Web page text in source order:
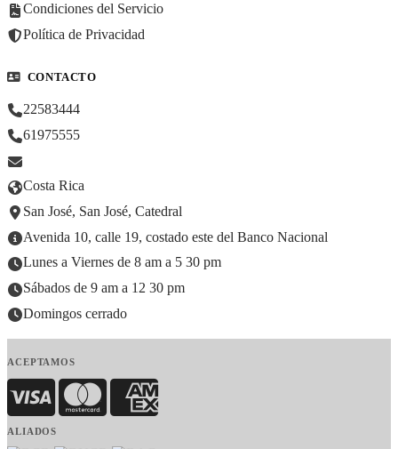
Condiciones del Servicio
Política de Privacidad
CONTACTO
22583444
61975555
Costa Rica
San José, San José, Catedral
Avenida 10, calle 19, costado este del Banco Nacional
Lunes a Viernes de 8 am a 5 30 pm
Sábados de 9 am a 12 30 pm
Domingos cerrado
ACEPTAMOS
Visa MasterCardAmerican Express
ALIADOS